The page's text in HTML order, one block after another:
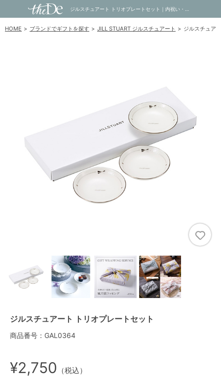
HOME ブランドでギフトを探す JILL STUART ジルスチュアート ジルスチュア
ジルスチュアート トリオプレートセット
商品番号：GAL0364
¥2,750 （税込）